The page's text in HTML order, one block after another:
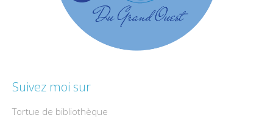
Suivez moi sur
Tortue de bibliothèque